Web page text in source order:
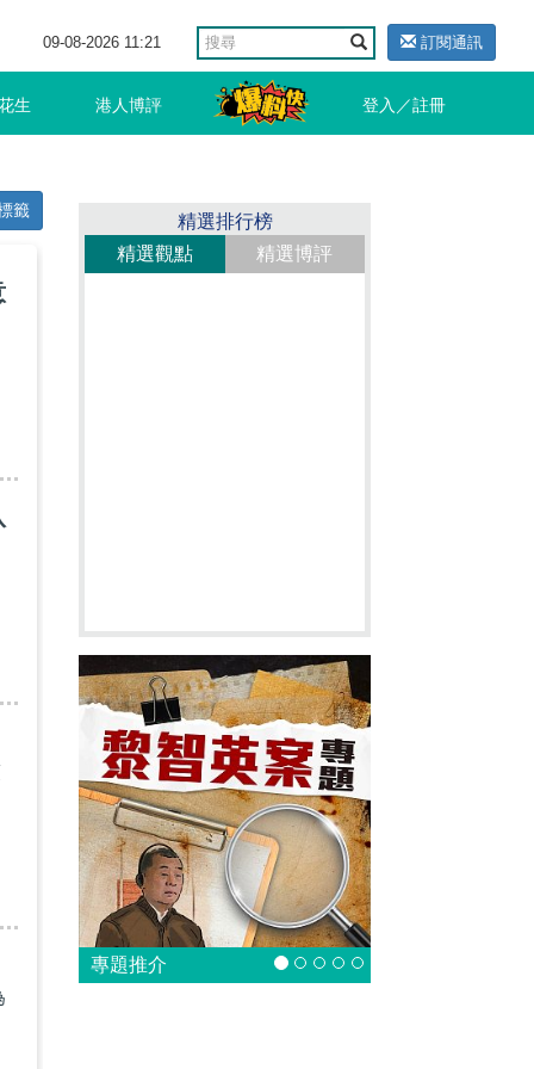
09-08-2026 11:21 訂閱通訊
生 港人博評 登入／註冊
籤
精選排行榜
精選觀點
精選博評
專題推介